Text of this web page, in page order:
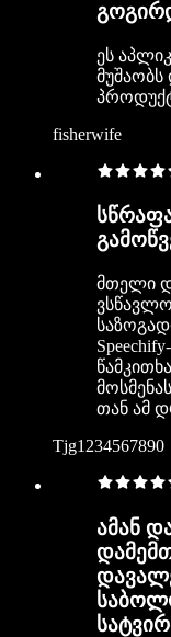
ეს
fisherwife
მთელი
თან ამ
Tjg1234567890
ამან